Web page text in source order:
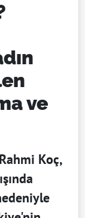
ve
Koç,